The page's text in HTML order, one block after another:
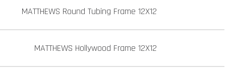
MATTHEWS Round Tubing Frame 12X12
MATTHEWS Hollywood Frame 12X12